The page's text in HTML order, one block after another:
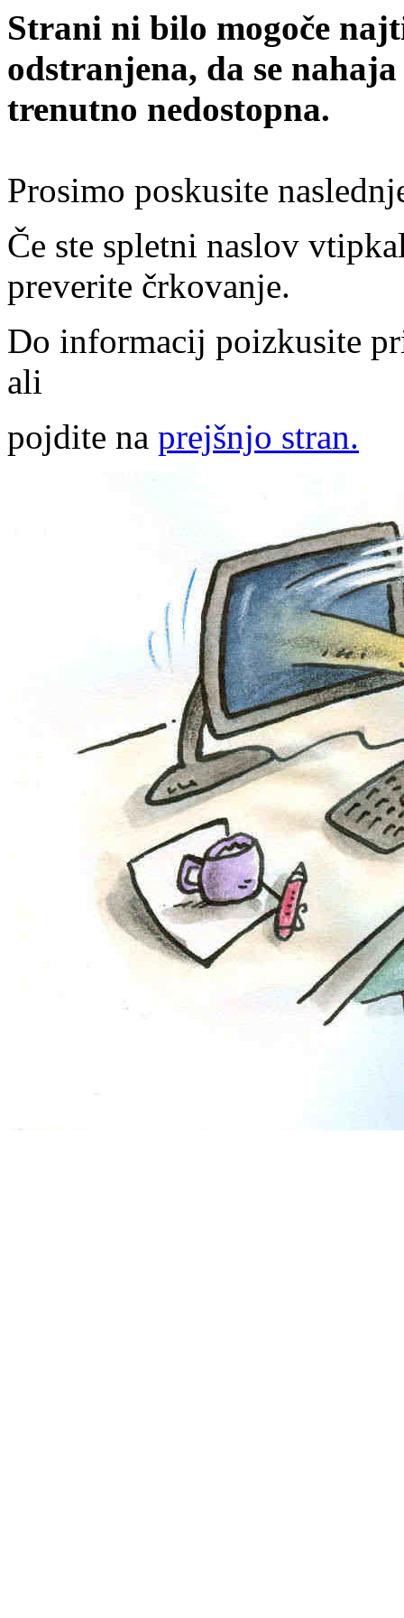
Strani ni bilo mogoče
odstranjena, da se
trenutno nedostopna.
Prosimo poskusite
Če ste spletni naslov
preverite črkovanje.
Do informacij poizkusite
ali
pojdite na prejšnjo stran.